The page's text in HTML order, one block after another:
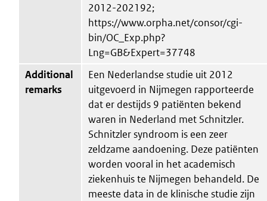
2012-202192;
https://www.orpha.net/consor/cgi-
bin/OC_Exp.php?
Lng=GB&Expert=37748
Additional
remarks
Een Nederlandse studie uit 2012
uitgevoerd in Nijmegen rapporteerde
dat er destijds 9 patiënten bekend
waren in Nederland met Schnitzler.
Schnitzler syndroom is een zeer
zeldzame aandoening. Deze patiënten
worden vooral in het academisch
ziekenhuis te Nijmegen behandeld. De
meeste data in de klinische studie zijn